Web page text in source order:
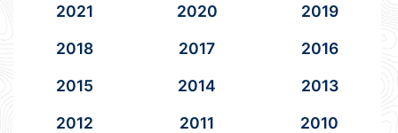
2021
2020
2019
2018
2017
2016
2015
2014
2013
2012
2011
2010